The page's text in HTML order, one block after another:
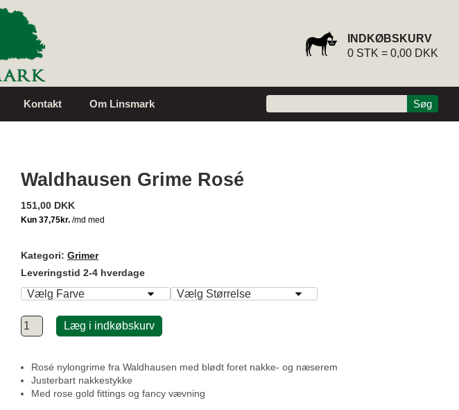
INDKØBSKURV
0 STK = 0,00 DKK
Kontakt Om Linsmark
Waldhausen Grime Rosé
151,00 DKK
Kategori: Grimer
Leveringstid 2-4 hverdage
Læg i indkøbskurv
Rosé nylongrime fra Waldhausen med blødt foret nakke- og næserem
Justerbart nakkestykke
Med rose gold fittings og fancy vævning